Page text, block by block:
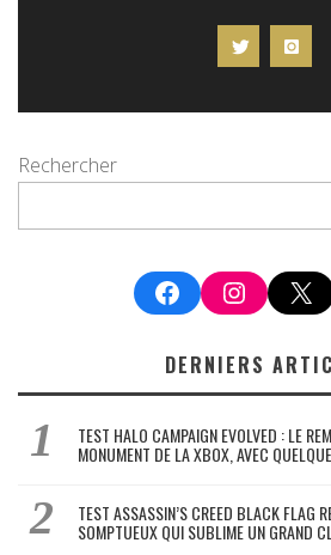
Rechercher
Facebook X
DERNIERS
TEST HALO CAMPAIGN EVOLVED : LE
MONUMENT DE LA XBOX, AVEC
TEST ASSASSIN’S CREED BLACK FLAG
SOMPTUEUX QUI SUBLIME UN GRAND